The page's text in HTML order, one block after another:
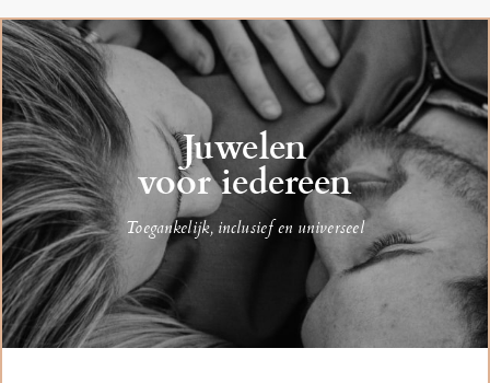
Juwelen
voor iedereen
Toegankelijk, inclusief en universeel